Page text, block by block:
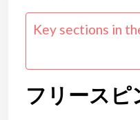
Key sections in
フリースピ